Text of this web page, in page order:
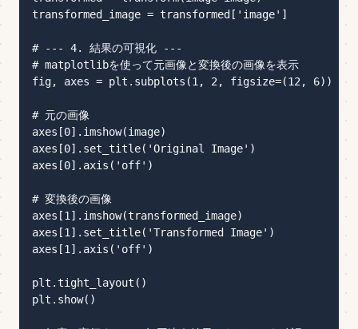
transformed_image = transformed['image']
# --- 4. 結果の可視化 ---
# matplotlibを使って元画像と変換後の画像を表示
fig, axes = plt.subplots(1, 2, figsize=(12, 6))
# 元の画像
axes[0].imshow(image)
axes[0].set_title('Original Image')
axes[0].axis('off')
# 変換後の画像
axes[1].imshow(transformed_image)
axes[1].set_title('Transformed Image')
axes[1].axis('off')
plt.tight_layout()
plt.show()